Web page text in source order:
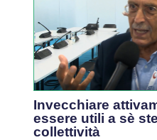
Invecchiare
essere utili a sè
collettività